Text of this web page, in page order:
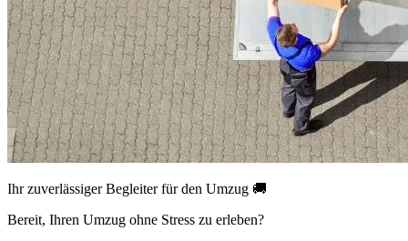
Ihr zuverlässiger Begleiter für den Umzug 🚚
Bereit, Ihren Umzug ohne Stress zu erleben?